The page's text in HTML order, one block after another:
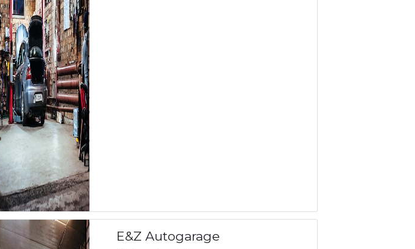
E&Z Autogarage